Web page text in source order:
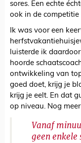
sores. Een echte
ook in de competitie
Ik was voor een
luisterde ik
hoorde
ontwikkeling van
goed doet, krijg je
krijg je eelt. En dat
op niveau. Nog
Vanaf
geen enkele